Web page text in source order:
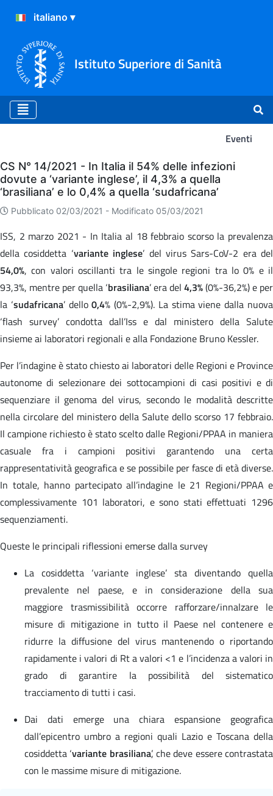
Istituto Superiore di Sanità
Eventi
Eventi
CS N° 14/2021 - In Italia il 54% delle infezioni
dovute a ‘variante inglese’, il 4,3% a quella
‘brasiliana’ e lo 0,4% a quella ‘sudafricana’
Pubblicato 02/03/2021 - Modificato 05/03/2021
ISS, 2 marzo 2021 - In Italia al 18 febbraio scorso la prevalenza
della cosiddetta ‘variante inglese’ del virus Sars-CoV-2 era del
54,0%, con valori oscillanti tra le singole regioni tra lo 0% e il
93,3%, mentre per quella ‘brasiliana’ era del 4,3%(0%-36,2%) e per
la ‘sudafricana’ dello0,4% (0%-2,9%). La stima viene dalla nuova
‘flash survey’ condotta dall’Iss e dal ministero della Salute
insieme ai laboratori regionali e alla Fondazione Bruno Kessler.
Per l’indagine è stato chiesto ai laboratori delle Regioni e Province
autonome di selezionare dei sottocampioni di casi positivi e di
sequenziare il genoma del virus, secondo le modalità descritte
nella circolare del ministero della Salute dello scorso 17 febbraio.
Il campione richiesto è stato scelto dalle Regioni/PPAA in maniera
casuale fra i campioni positivi garantendo una certa
rappresentatività geografica e se possibile per fasce di età diverse.
In totale, hanno partecipato all’indagine le 21 Regioni/PPAA e
complessivamente 101 laboratori, e sono stati effettuati 1296
sequenziamenti.
Queste le principali riflessioni emerse dalla survey
La cosiddetta ‘variante inglese’ sta diventando quella
prevalente nel paese, e in considerazione della sua
maggiore trasmissibilità occorre rafforzare/innalzare le
misure di mitigazione in tutto il Paese nel contenere e
ridurre la diffusione del virus mantenendo o riportando
rapidamente i valori di Rt a valori <1 e l’incidenza a valori in
grado di garantire la possibilità del sistematico
tracciamento di tutti i casi.
Dai dati emerge una chiara espansione geografica
dall’epicentro umbro a regioni quali Lazio e Toscana della
cosiddetta ‘variante brasiliana’, che deve essere contrastata
con le massime misure di mitigazione.